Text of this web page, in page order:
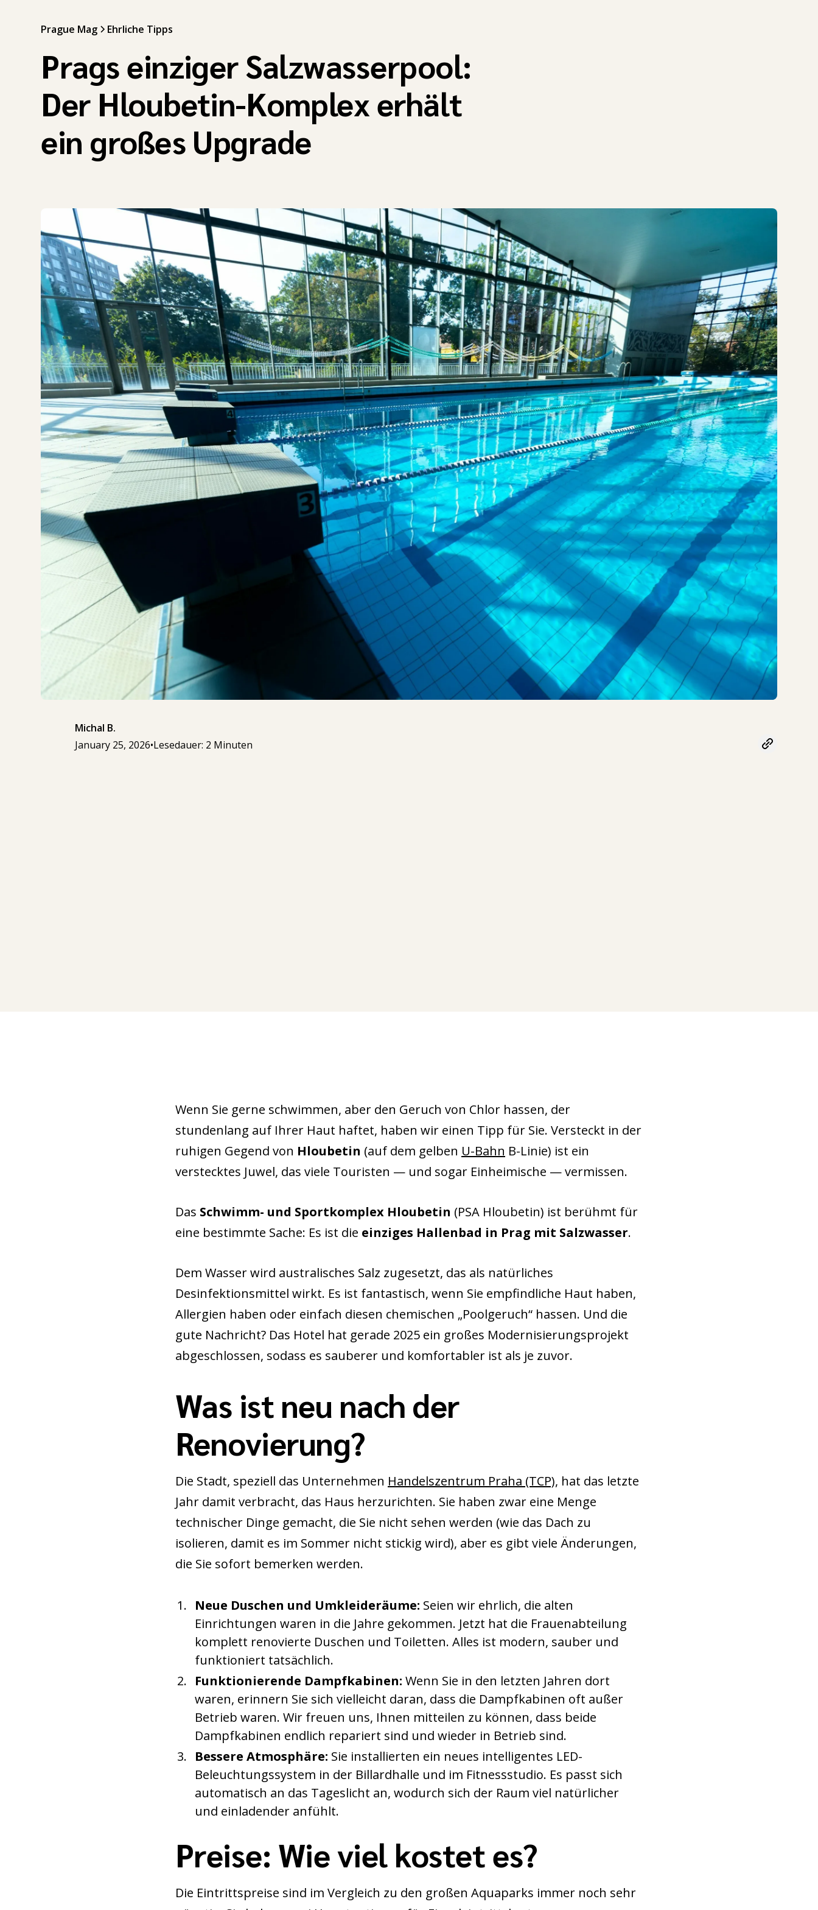
Prague Mag Ehrliche Tipps
Prags einziger Salzwasserpool:
Der Hloubetin-Komplex erhält
ein großes Upgrade
Michal B.
January 25, 2026•Lesedauer: 2 Minuten
Wenn Sie gerne schwimmen, aber den Geruch von Chlor hassen, der
stundenlang auf Ihrer Haut haftet, haben wir einen Tipp für Sie. Versteckt in der
ruhigen Gegend von Hloubetin (auf dem gelben U-Bahn B-Linie) ist ein
verstecktes Juwel, das viele Touristen — und sogar Einheimische — vermissen.
Das Schwimm- und Sportkomplex Hloubetin (PSA Hloubetin) ist berühmt für
eine bestimmte Sache: Es ist die einziges Hallenbad in Prag mit Salzwasser.
Dem Wasser wird australisches Salz zugesetzt, das als natürliches
Desinfektionsmittel wirkt. Es ist fantastisch, wenn Sie empfindliche Haut haben,
Allergien haben oder einfach diesen chemischen „Poolgeruch“ hassen. Und die
gute Nachricht? Das Hotel hat gerade 2025 ein großes Modernisierungsprojekt
abgeschlossen, sodass es sauberer und komfortabler ist als je zuvor.
Was ist neu nach der
Renovierung?
Die Stadt, speziell das Unternehmen Handelszentrum Praha (TCP), hat das letzte
Jahr damit verbracht, das Haus herzurichten. Sie haben zwar eine Menge
technischer Dinge gemacht, die Sie nicht sehen werden (wie das Dach zu
isolieren, damit es im Sommer nicht stickig wird), aber es gibt viele Änderungen,
die Sie sofort bemerken werden.
Neue Duschen und Umkleideräume: Seien wir ehrlich, die alten
Einrichtungen waren in die Jahre gekommen. Jetzt hat die Frauenabteilung
komplett renovierte Duschen und Toiletten. Alles ist modern, sauber und
funktioniert tatsächlich.
Funktionierende Dampfkabinen: Wenn Sie in den letzten Jahren dort
waren, erinnern Sie sich vielleicht daran, dass die Dampfkabinen oft außer
Betrieb waren. Wir freuen uns, Ihnen mitteilen zu können, dass beide
Dampfkabinen endlich repariert sind und wieder in Betrieb sind.
Bessere Atmosphäre: Sie installierten ein neues intelligentes LED-
Beleuchtungssystem in der Billardhalle und im Fitnessstudio. Es passt sich
automatisch an das Tageslicht an, wodurch sich der Raum viel natürlicher
und einladender anfühlt.
Preise: Wie viel kostet es?
Die Eintrittspreise sind im Vergleich zu den großen Aquaparks immer noch sehr